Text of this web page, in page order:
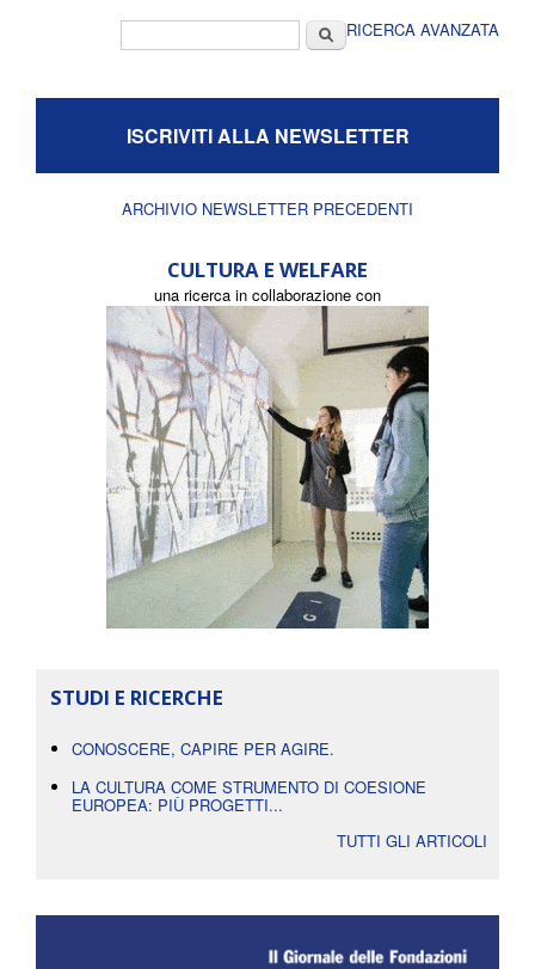
CercaRICERCA AVANZATA
ISCRIVITI ALLA NEWSLETTER
ARCHIVIO NEWSLETTER PRECEDENTI
CULTURA E WELFARE
una ricerca in collaborazione con
STUDI E RICERCHE
CONOSCERE, CAPIRE PER AGIRE.
LA CULTURA COME STRUMENTO DI COESIONE
EUROPEA: PIÙ PROGETTI...
TUTTI GLI ARTICOLI